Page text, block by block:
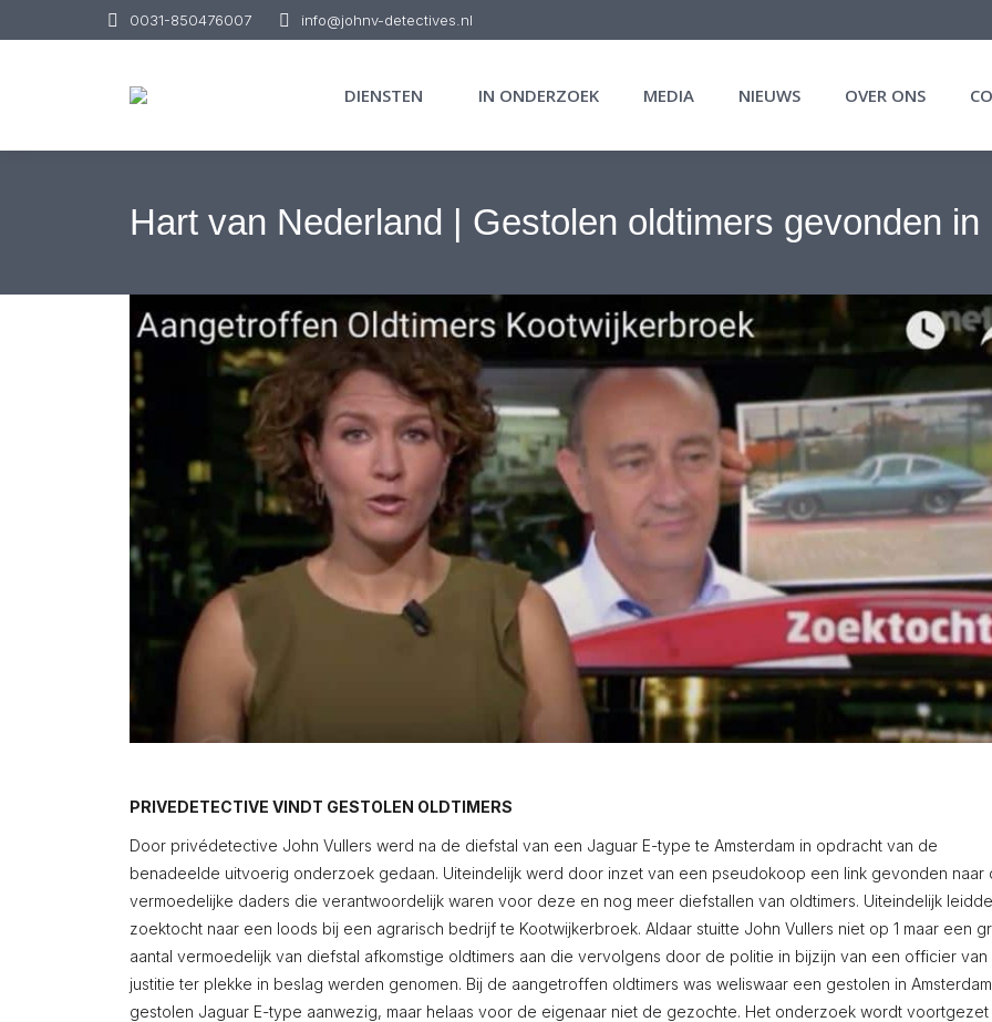
0031-850476007 info@johnv-detectives.nl
DIENSTEN IN ONDERZOEK MEDIA NIEUWS OVER ONS
Hart van Nederland | Gestolen oldtimers gevonden
PRIVEDETECTIVE VINDT GESTOLEN OLDTIMERS
Door privédetective John Vullers werd na de diefstal van een Jaguar E-type te Amsterdam in opdracht van de
benadeelde uitvoerig onderzoek gedaan. Uiteindelijk werd door inzet van een pseudokoop een link gevonden naar
vermoedelijke daders die verantwoordelijk waren voor deze en nog meer diefstallen van oldtimers. Uiteindelijk
zoektocht naar een loods bij een agrarisch bedrijf te Kootwijkerbroek. Aldaar stuitte John Vullers niet op 1 maar een
aantal vermoedelijk van diefstal afkomstige oldtimers aan die vervolgens door de politie in bijzijn van een officier van
justitie ter plekke in beslag werden genomen. Bij de aangetroffen oldtimers was weliswaar een gestolen in Amsterdam
gestolen Jaguar E-type aanwezig, maar helaas voor de eigenaar niet de gezochte. Het onderzoek wordt